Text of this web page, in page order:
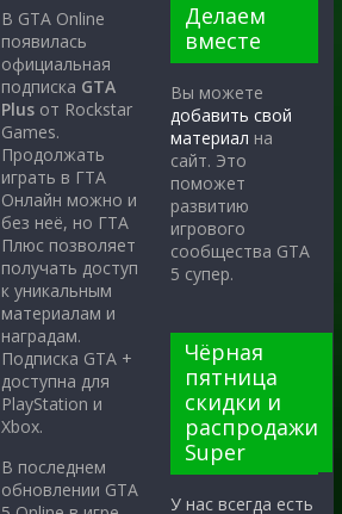
В GTA Online
появилась
официальная
подписка GTA
Plus от Rockstar
Games.
Продолжать
играть в ГТА
Онлайн можно и
без неё, но ГТА
Плюс позволяет
получать доступ
к уникальным
материалам и
наградам.
Подписка GTA +
доступна для
PlayStation и
Xbox.
В последнем
обновлении GTA
Делаем
вместе
Вы можете
добавить свой
материал на
сайт. Это
поможет
развитию
игрового
сообщества GTA
5 супер.
Чёрная
пятница
скидки и
распродажи
Super
У нас всегда есть